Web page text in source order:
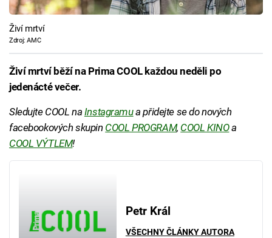
Živí mrtví
Zdroj: AMC
Živí mrtví běží na Prima COOL každou neděli po
jedenácté večer.
Sledujte COOL na Instagramua přidejte se do nových
facebookových skupin COOL PROGRAM, COOL KINOa
COOL VÝTLEM!
Petr Král
VŠECHNY ČLÁNKY AUTORA